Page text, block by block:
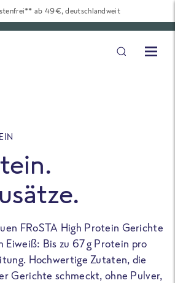
ab 49€, deutschlandweit
FRoSTA High Protein Gerichte
Bis zu 67 g Protein pro
Hochwertige Zutaten, die
Gerichte schmeckt, ohne Pulver,